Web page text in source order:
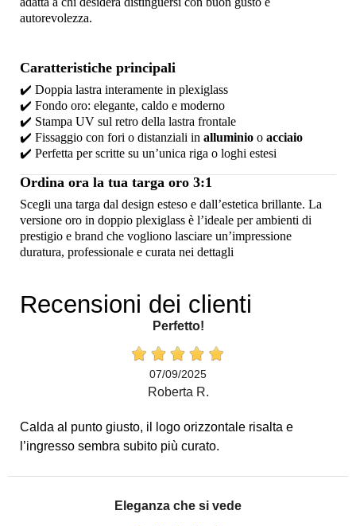
autorevolezza.
Caratteristiche principali
✔️ Doppia lastra interamente in plexiglass
✔️ Fondo oro: elegante, caldo e moderno
✔️ Stampa UV sul retro della lastra frontale
✔️ Fissaggio con fori o distanziali in alluminio o acciaio
✔️ Perfetta per scritte su un’unica riga o loghi estesi
Ordina ora la tua targa oro 3:1
Scegli una targa dal design esteso e dall’estetica brillante. La
versione oro in doppio plexiglass è l’ideale per ambienti di
prestigio e brand che vogliono lasciare un’impressione
duratura, professionale e curata nei dettagli
Recensioni dei clienti
Perfetto!
07/09/2025
Roberta R.
Calda al punto giusto, il logo orizzontale risalta e
l’ingresso sembra subito più curato.
Eleganza che si vede